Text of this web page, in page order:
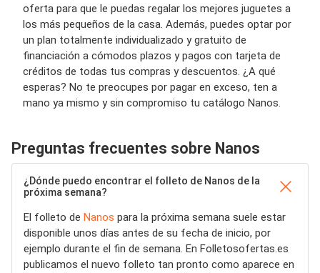
oferta para que le puedas regalar los mejores juguetes a
los más pequeños de la casa. Además, puedes optar por
un plan totalmente individualizado y gratuito de
financiación a cómodos plazos y pagos con tarjeta de
créditos de todas tus compras y descuentos. ¿A qué
esperas? No te preocupes por pagar en exceso, ten a
mano ya mismo y sin compromiso tu catálogo Nanos.
Preguntas frecuentes sobre Nanos
¿Dónde puedo encontrar el folleto de Nanos de la
próxima semana?
El folleto de Nanos para la próxima semana suele estar
disponible unos días antes de su fecha de inicio, por
ejemplo durante el fin de semana. En Folletosofertas.es
publicamos el nuevo folleto tan pronto como aparece en